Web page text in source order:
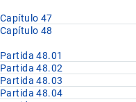
Capítulo 47
Capítulo 48
Partida 48.01
Partida 48.02
Partida 48.03
Partida 48.04